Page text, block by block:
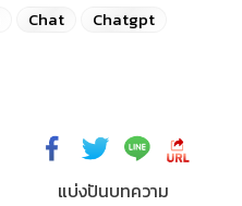
Chat
Chatgpt
แบ่งปันบทความ